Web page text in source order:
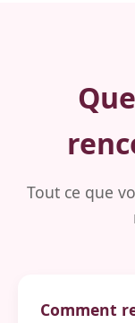
Tout ce que
Comment